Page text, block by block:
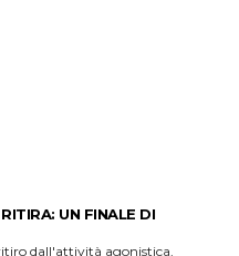
UN FINALE DI
dall'attività agonistica,